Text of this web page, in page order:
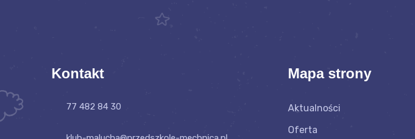
Kontakt
77 482 84 30
Mapa strony
Aktualności
Oferta